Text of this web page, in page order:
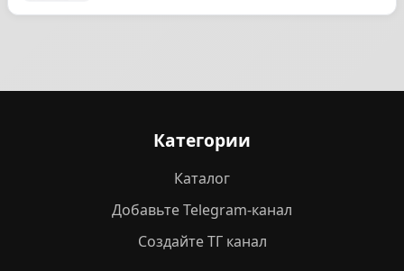
Категории
Каталог
Добавьте Telegram-канал
Создайте ТГ канал